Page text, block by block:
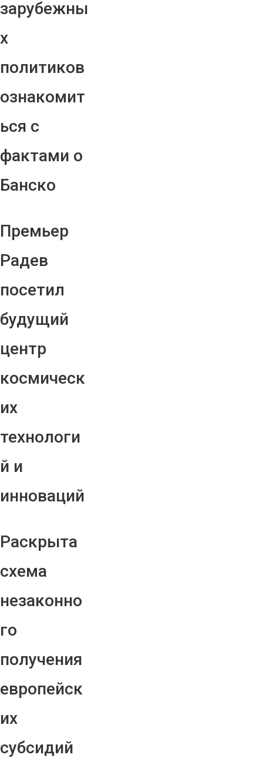
зарубежны
х
политиков
ознакомит
ься с
фактами о
Банско
Премьер
Радев
посетил
будущий
центр
космическ
их
технологи
й и
инноваций
Раскрыта
схема
незаконно
го
получения
европейск
их
субсидий